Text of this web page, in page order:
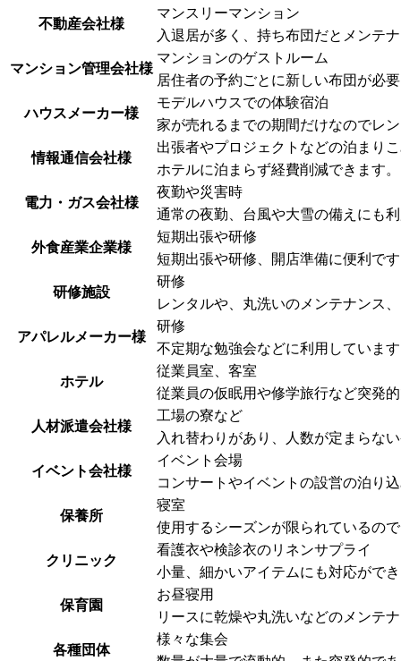
不動産会社様
マンスリーマンション
入退居が多く、持ち布団だとメンテ
マンション管理会社様
マンションのゲストルーム
居住者の予約ごとに新しい布団が必
ハウスメーカー様
モデルハウスでの体験宿泊
家が売れるまでの期間だけなのでレ
情報通信会社様
出張者やプロジェクトなどの泊まり
ホテルに泊まらず経費削減できます。
電力・ガス会社様
夜勤や災害時
通常の夜勤、台風や大雪の備えにも
外食産業企業様
短期出張や研修
短期出張や研修、開店準備に便利で
研修施設
研修
レンタルや、丸洗いのメンテナンス
アパレルメーカー様
研修
不定期な勉強会などに利用していま
ホテル
従業員室、客室
従業員の仮眠用や修学旅行など突発
人材派遣会社様
工場の寮など
入れ替わりがあり、人数が定まらな
イベント会社様
イベント会場
コンサートやイベントの設営の泊り
保養所
寝室
使用するシーズンが限られているの
クリニック
看護衣や検診衣のリネンサプライ
小量、細かいアイテムにも対応がで
保育園
お昼寝用
リースに乾燥や丸洗いなどのメンテ
各種団体
様々な集会